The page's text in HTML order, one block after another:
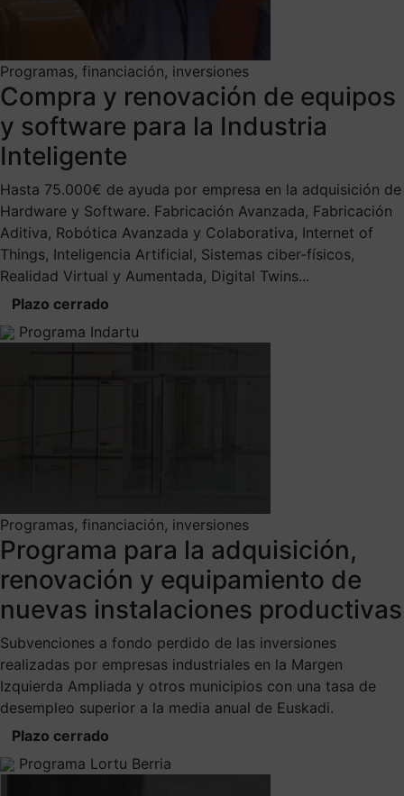
Programas, financiación, inversiones
Compra y renovación de equipos
y software para la Industria
Inteligente
Hasta 75.000€ de ayuda por empresa en la adquisición de
Hardware y Software. Fabricación Avanzada, Fabricación
Aditiva, Robótica Avanzada y Colaborativa, Internet of
Things, Inteligencia Artificial, Sistemas ciber-físicos,
Realidad Virtual y Aumentada, Digital Twins...
Plazo cerrado
Programa Indartu
Programas, financiación, inversiones
Programa para la adquisición,
renovación y equipamiento de
nuevas instalaciones productivas
Subvenciones a fondo perdido de las inversiones
realizadas por empresas industriales en la Margen
Izquierda Ampliada y otros municipios con una tasa de
desempleo superior a la media anual de Euskadi.
Plazo cerrado
Programa Lortu Berria